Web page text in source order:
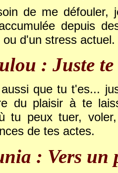
de me défouler,
depuis
ou d'un stress actuel.
: Juste
que tu t'es...
du plaisir à te
tu peux tuer,
de tes actes.
: Vers un